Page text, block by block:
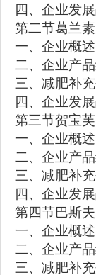
四、企业发
第二节葛兰
一、企业概述
二、企业产
三、减肥补
四、企业发
第三节贺宝芙
一、企业概述
二、企业产
三、减肥补
四、企业发
第四节巴斯
一、企业概述
二、企业产
三、减肥补